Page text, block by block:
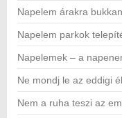
Napelem árakra
Napelem parkok
Napelemek – a
Ne mondj le az eddigi
Nem a ruha teszi az